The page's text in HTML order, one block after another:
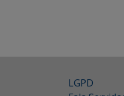
LGPD